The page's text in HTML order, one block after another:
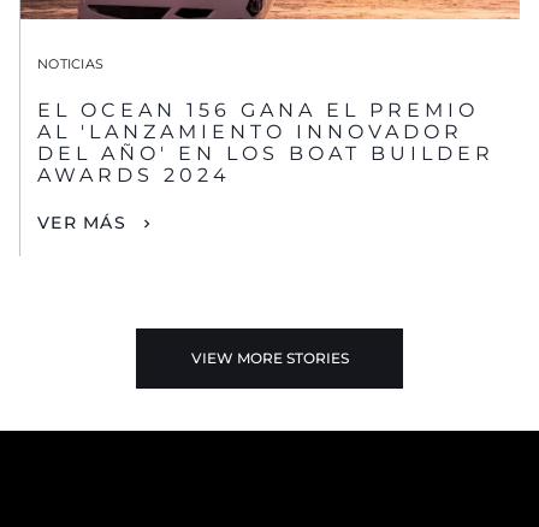
NOTICIAS
EL OCEAN 156 GANA EL PREMIO
AL 'LANZAMIENTO INNOVADOR
DEL AÑO' EN LOS BOAT BUILDER
AWARDS 2024
VER MÁS
VIEW MORE STORIES